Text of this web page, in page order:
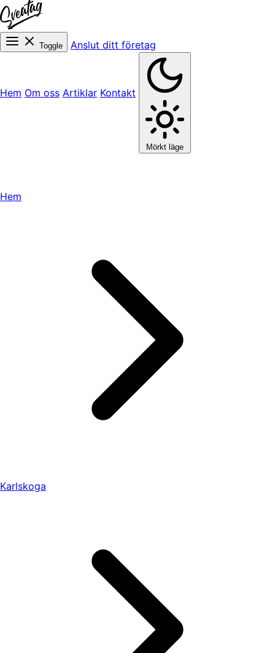
Toggle Anslut ditt företag
Hem Om oss Artiklar Kontakt
Mörkt läge
Hem
Karlskoga